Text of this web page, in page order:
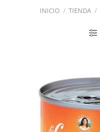
INICIO / TIENDA /